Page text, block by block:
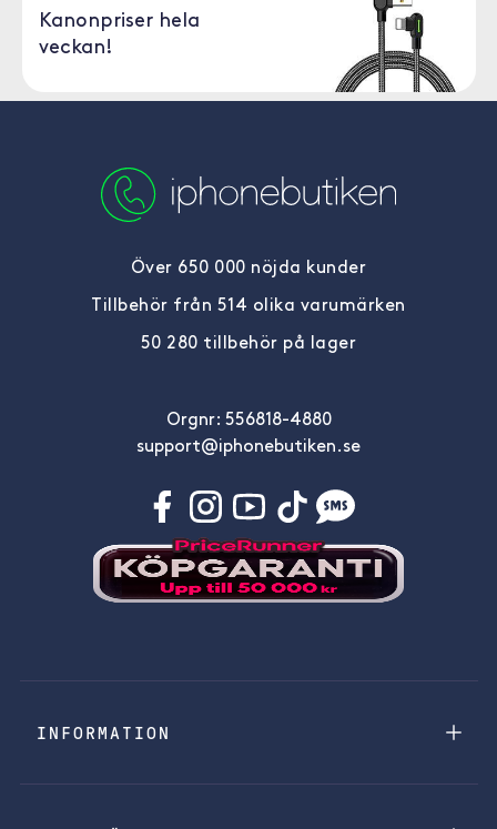
Kanonpriser hela
veckan!
Över 650 000 nöjda kunder
Tillbehör från 514 olika varumärken
50 280 tillbehör på lager
Orgnr: 556818-4880
support@iphonebutiken.se
INFORMATION